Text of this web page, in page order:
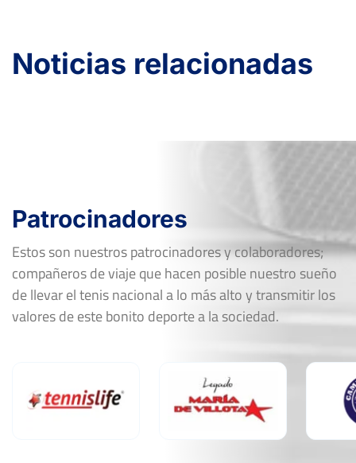
Del 14 al 23 de febrero, 2025
Octavos
Noticias relacionadas
Patrocinadores
Estos son nuestros patrocinadores y colaboradores;
compañeros de viaje que hacen posible nuestro sueño
de llevar el tenis nacional a lo más alto y transmitir los
valores de este bonito deporte a la sociedad.